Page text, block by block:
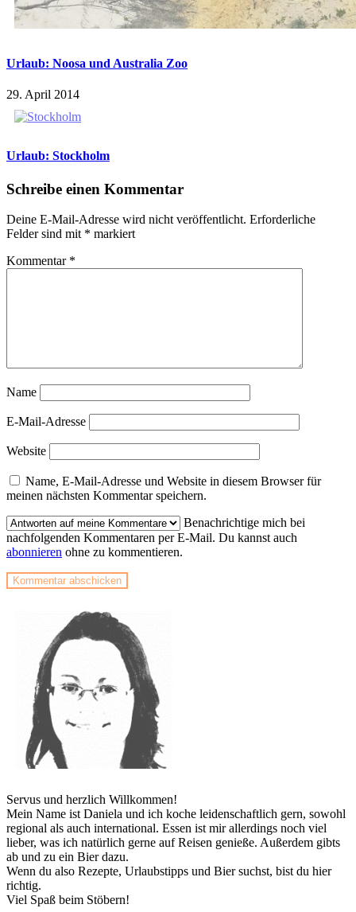
Urlaub: Noosa und Australia Zoo
29. April 2014
Urlaub: Stockholm
Schreibe einen Kommentar
Deine E-Mail-Adresse wird nicht veröffentlicht. Erforderliche
Felder sind mit * markiert
Kommentar *
Name
E-Mail-Adresse
Website
Name, E-Mail-Adresse und Website in diesem Browser für
meinen nächsten Kommentar speichern.
Benachrichtige mich bei
nachfolgenden Kommentaren per E-Mail. Du kannst auch
abonnieren ohne zu kommentieren.
Servus und herzlich Willkommen!
Mein Name ist Daniela und ich koche leidenschaftlich gern, sowohl
regional als auch international. Essen ist mir allerdings noch viel
lieber, was ich natürlich gerne auf Reisen genieße. Außerdem gibts
ab und zu ein Bier dazu.
Wenn du also Rezepte, Urlaubstipps und Bier suchst, bist du hier
richtig.
Viel Spaß beim Stöbern!